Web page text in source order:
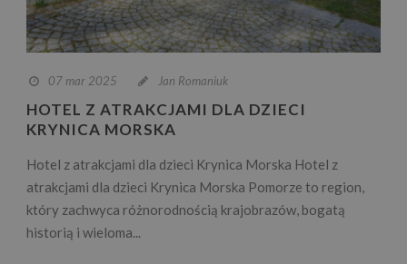
07 mar 2025 Jan Romaniuk
HOTEL Z ATRAKCJAMI DLA DZIECI
KRYNICA MORSKA
Hotel z atrakcjami dla dzieci Krynica Morska Hotel z
atrakcjami dla dzieci Krynica Morska Pomorze to region,
który zachwyca różnorodnością krajobrazów, bogatą
historią i wieloma...